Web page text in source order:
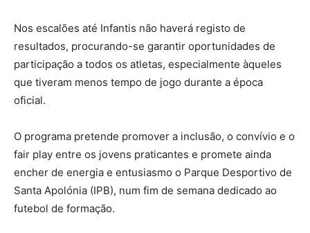
Nos escalões até Infantis não haverá registo de
resultados, procurando-se garantir oportunidades de
participação a todos os atletas, especialmente àqueles
que tiveram menos tempo de jogo durante a época
oficial.
O programa pretende promover a inclusão, o convívio e o
fair play entre os jovens praticantes e promete ainda
encher de energia e entusiasmo o Parque Desportivo de
Santa Apolónia (IPB), num fim de semana dedicado ao
futebol de formação.